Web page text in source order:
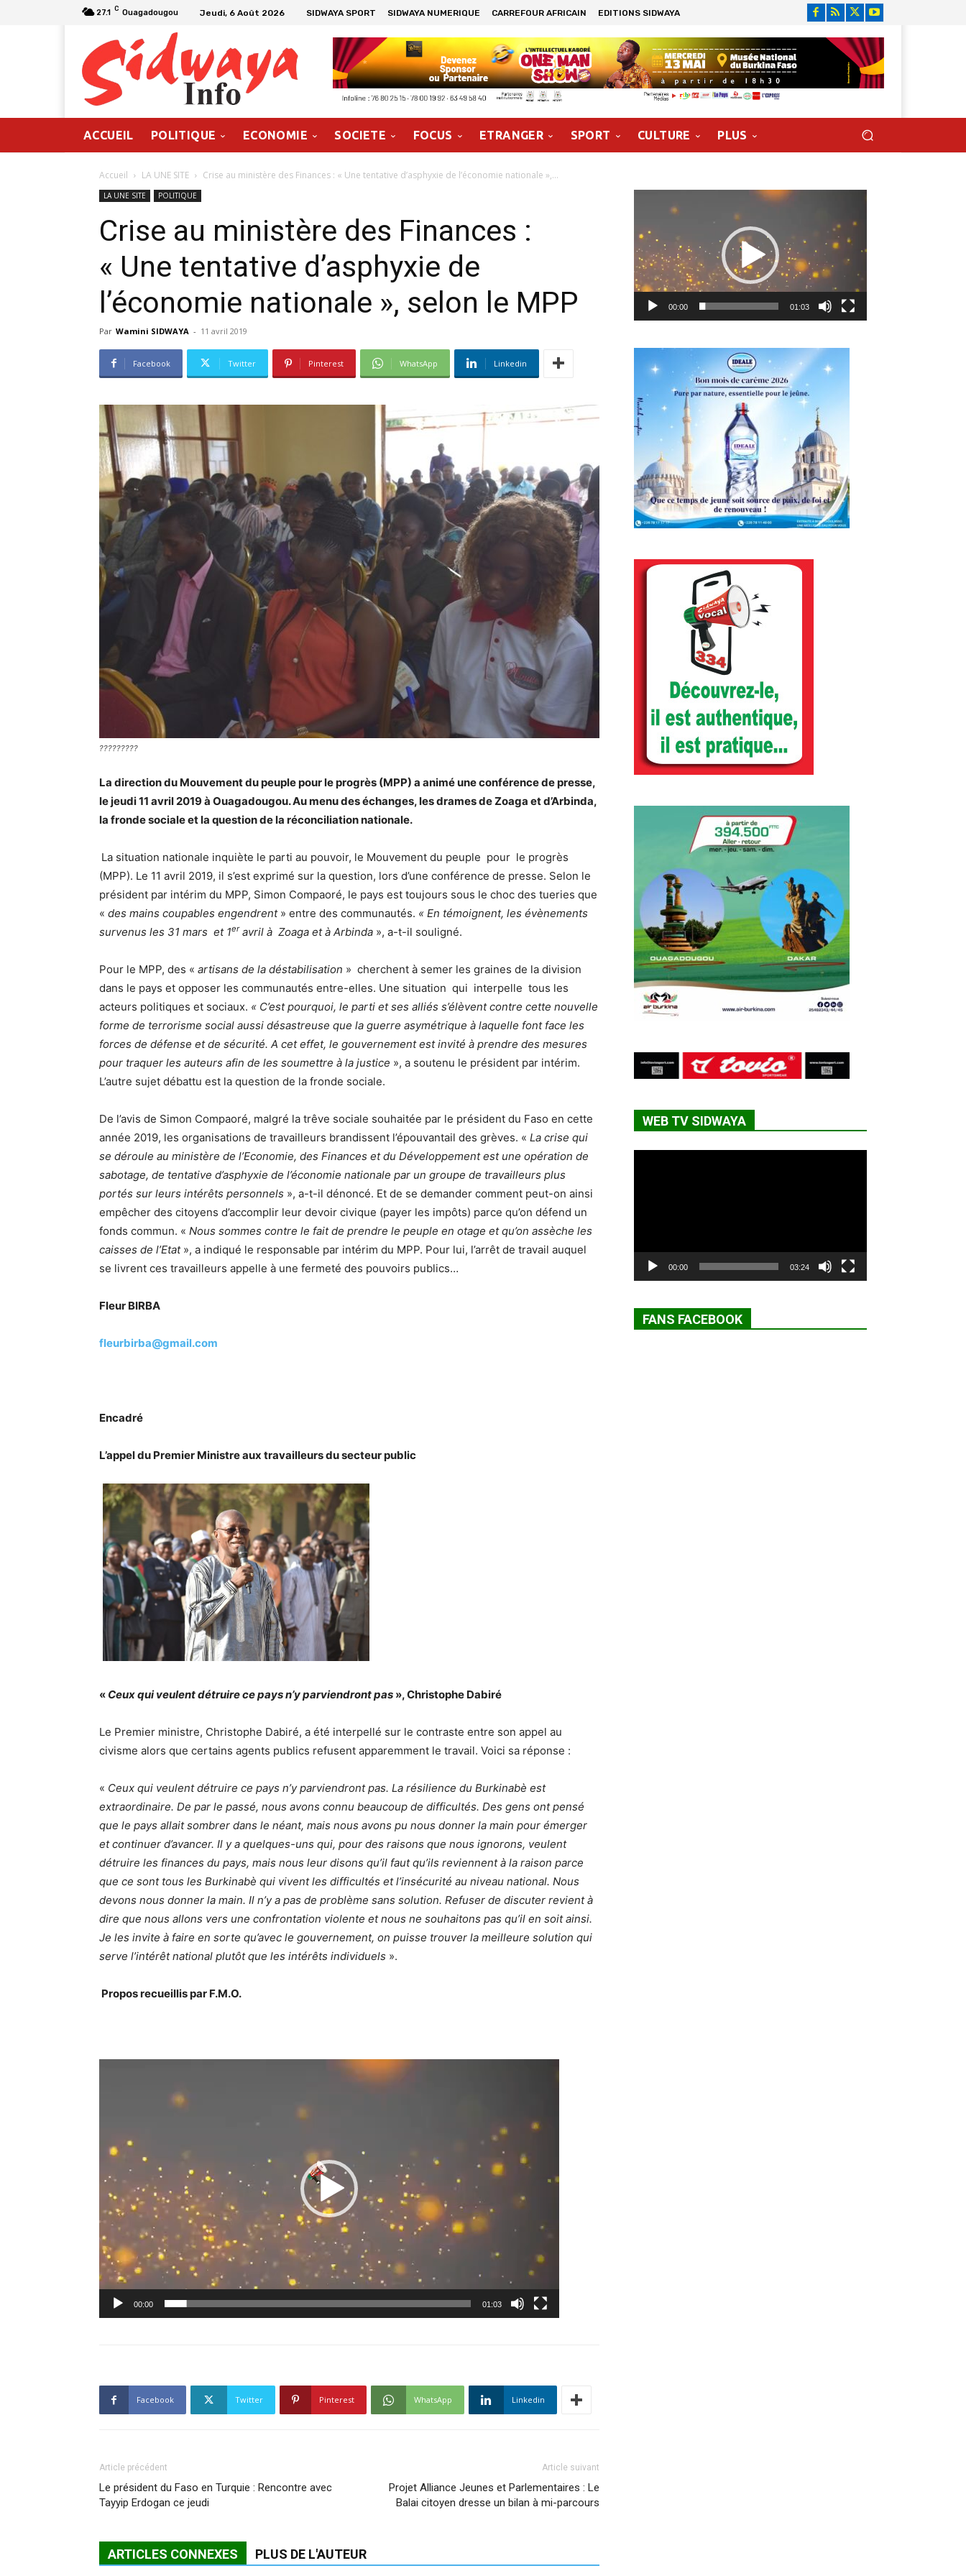
27.1 C Ouagadougou Jeudi, 6 Août 2026 SIDWAYA SPORT SIDWAYA NUMERIQUE CARREFOUR AFRICAIN EDITIONS SIDWAYA
ACCUEIL POLITIQUE ECONOMIE SOCIETE FOCUS ETRANGER SPORT CULTURE PLUS
Accueil LA UNE SITE Crise au ministère des Finances : « Une tentative d’asphyxie de l’économie nationale »,...
LA UNE SITE POLITIQUE
Crise au ministère des Finances :
« Une tentative d’asphyxie de
l’économie nationale », selon le MPP
Par Wamini SIDWAYA - 11 avril 2019
Facebook Twitter Pinterest WhatsApp Linkedin
?????????
La direction du Mouvement du peuple pour le progrès (MPP) a animé une conférence de presse,
le jeudi 11 avril 2019 à Ouagadougou. Au menu des échanges, les drames de Zoaga et d’Arbinda,
la fronde sociale et la question de la réconciliation nationale.
La situation nationale inquiète le parti au pouvoir, le Mouvement du peuple pour le progrès
(MPP). Le 11 avril 2019, il s’est exprimé sur la question, lors d’une conférence de presse. Selon le
président par intérim du MPP, Simon Compaoré, le pays est toujours sous le choc des tueries que
« des mains coupables engendrent » entre des communautés. « En témoignent, les évènements
survenus les 31 mars et 1eravril à Zoaga et à Arbinda », a-t-il souligné.
Pour le MPP, des « artisans de la déstabilisation » cherchent à semer les graines de la division
dans le pays et opposer les communautés entre-elles. Une situation qui interpelle tous les
acteurs politiques et sociaux. « C’est pourquoi, le parti et ses alliés s’élèvent contre cette nouvelle
forme de terrorisme social aussi désastreuse que la guerre asymétrique à laquelle font face les
forces de défense et de sécurité. A cet effet, le gouvernement est invité à prendre des mesures
pour traquer les auteurs afin de les soumettre à la justice », a soutenu le président par intérim.
L’autre sujet débattu est la question de la fronde sociale.
De l’avis de Simon Compaoré, malgré la trêve sociale souhaitée par le président du Faso en cette
année 2019, les organisations de travailleurs brandissent l’épouvantail des grèves. « La crise qui
se déroule au ministère de l’Economie, des Finances et du Développement est une opération de
sabotage, de tentative d’asphyxie de l’économie nationale par un groupe de travailleurs plus
portés sur leurs intérêts personnels », a-t-il dénoncé. Et de se demander comment peut-on ainsi
empêcher des citoyens d’accomplir leur devoir civique (payer les impôts) parce qu’on défend un
fonds commun. « Nous sommes contre le fait de prendre le peuple en otage et qu’on assèche les
caisses de l’Etat», a indiqué le responsable par intérim du MPP. Pour lui, l’arrêt de travail auquel
se livrent ces travailleurs appelle à une fermeté des pouvoirs publics…
Fleur BIRBA
fleurbirba@gmail.com
Encadré
L’appel du Premier Ministre aux travailleurs du secteur public
« Ceux qui veulent détruire ce pays n’y parviendront pas », Christophe Dabiré
Le Premier ministre, Christophe Dabiré, a été interpellé sur le contraste entre son appel au
civisme alors que certains agents publics refusent apparemment le travail. Voici sa réponse :
« Ceux qui veulent détruire ce pays n’y parviendront pas. La résilience du Burkinabè est
extraordinaire. De par le passé, nous avons connu beaucoup de difficultés. Des gens ont pensé
que le pays allait sombrer dans le néant, mais nous avons pu nous donner la main pour émerger
et continuer d’avancer. Il y a quelques-uns qui, pour des raisons que nous ignorons, veulent
détruire les finances du pays, mais nous leur disons qu’il faut qu’ils reviennent à la raison parce
que ce sont tous les Burkinabè qui vivent les difficultés et l’insécurité au niveau national. Nous
devons nous donner la main. Il n’y a pas de problème sans solution. Refuser de discuter revient à
dire que nous allons vers une confrontation violente et nous ne souhaitons pas qu’il en soit ainsi.
Je les invite à faire en sorte qu’avec le gouvernement, on puisse trouver la meilleure solution qui
serve l’intérêt national plutôt que les intérêts individuels ».
Propos recueillis par F.M.O.
Lecteur
00:00 01:03
Facebook Twitter Pinterest WhatsApp Linkedin
Article précédent
Le président du Faso en Turquie : Rencontre avec
Tayyip Erdogan ce jeudi
Article suivant
Projet Alliance Jeunes et Parlementaires : Le
Balai citoyen dresse un bilan à mi-parcours
ARTICLES CONNEXES PLUS DE L'AUTEUR
00:00 01:03
WEB TV SIDWAYA
00:00 03:24
FANS FACEBOOK